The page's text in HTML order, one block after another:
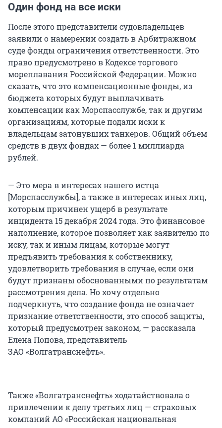
Один фонд на все иски
После этого представители судовладельцев
заявили о намерении создать в Арбитражном
суде фонды ограничения ответственности. Это
право предусмотрено в Кодексе торгового
мореплавания Российской Федерации. Можно
сказать, что это компенсационные фонды, из
бюджета которых будут выплачивать
компенсации как Морспасслужбе, так и другим
организациям, которые подали иски к
владельцам затонувших танкеров. Общий объем
средств в двух фондах — более 1 миллиарда
рублей.
— Это мера в интересах нашего истца
[Морспасслужбы], а также в интересах иных лиц,
которым причинен ущерб в результате
инцидента 15 декабря 2024 года. Это финансовое
наполнение, которое позволяет как заявителю по
иску, так и иным лицам, которые могут
предъявить требования к собственнику,
удовлетворить требования в случае, если они
будут признаны обоснованными по результатам
рассмотрения дела. Но хочу отдельно
подчеркнуть, что создание фонда не означает
признание ответственности, это способ защиты,
который предусмотрен законом, — рассказала
Елена Попова, представитель
ЗАО «Волгатранснефть».
Также «Волгатранснефть» ходатайствовала о
привлечении к делу третьих лиц — страховых
компаний АО «Российская национальная